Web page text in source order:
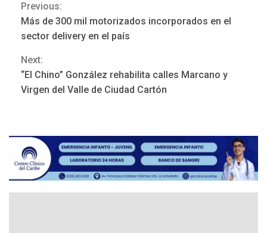
Continue
Reading
Previous:
Más de 300 mil motorizados incorporados en el
sector delivery en el país
Next:
“El Chino” González rehabilita calles Marcano y
Virgen del Valle de Ciudad Cartón
NACIONALES
TITULARES
ÚLTIMA HORA
POLÍTICA
TITULARES
ÚLTIMA HORA
Libertad plena para jueza
María Lourdes Afiuni